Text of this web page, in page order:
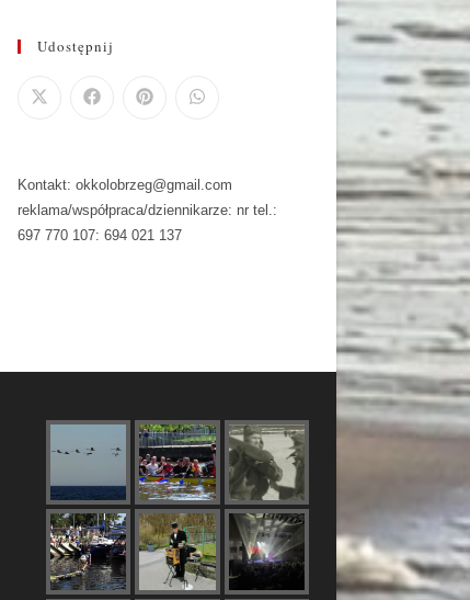
Udostępnij
Kontakt: okkolobrzeg@gmail.com
reklama/współpraca/dziennikarze: nr tel.:
697 770 107: 694 021 137